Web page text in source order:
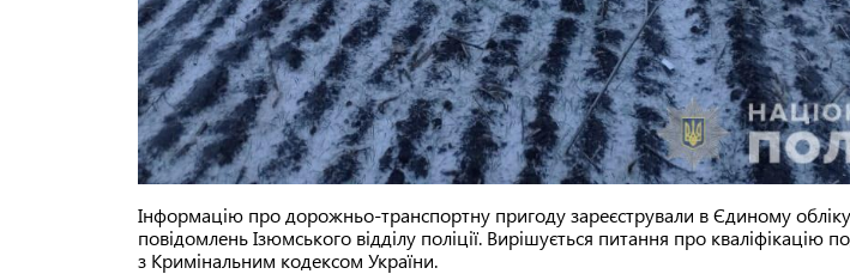
Інформацію про дорожньо-транспортну пригоду зареєстрували в Єдиному обліку
повідомлень Ізюмського відділу поліції. Вирішується питання про кваліфікацію
з Кримінальним кодексом України.